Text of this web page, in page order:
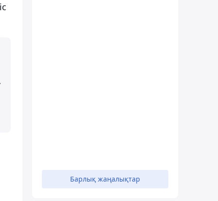
Барлық жаңалықтар